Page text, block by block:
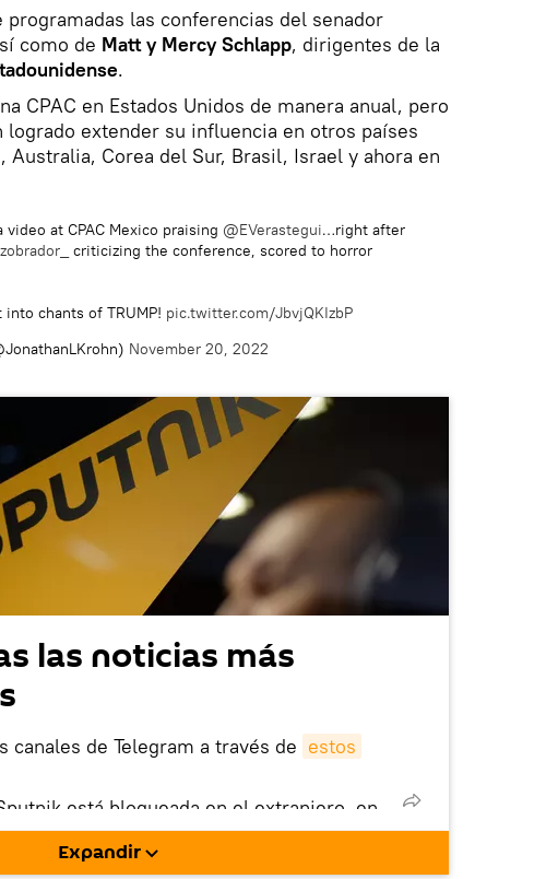
las conferencias del senador
como de Matt y Mercy Schlapp, dirigentes de la
.
CPAC en Estados Unidos de manera anual, pero
logrado extender su influencia en otros países
Australia, Corea del Sur, Brasil, Israel y ahora en
at CPAC Mexico praising @EVerastegui…right after
criticizing the conference, scored to horror
chants of TRUMP! pic.twitter.com/JbvjQKIzbP
November 20, 2022
las noticias más
canales de Telegram a través de estos
está bloqueada en el extranjero, en
e instalarla en tu dispositivo
Expandir